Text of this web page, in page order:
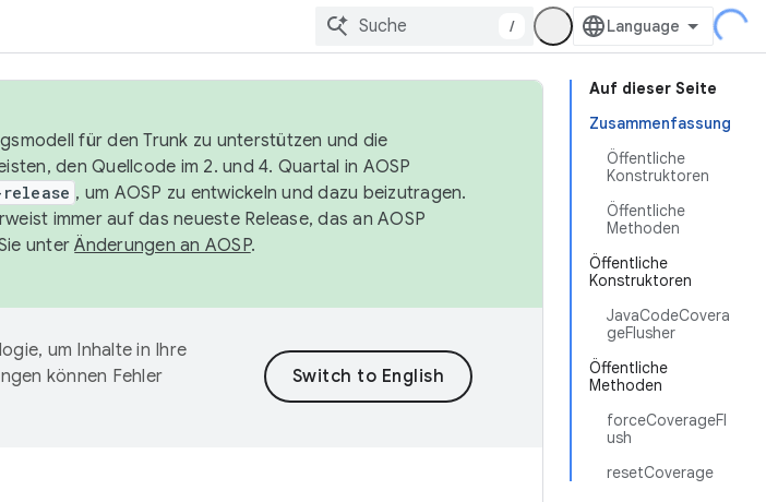
/
Auf dieser Seite
Zusammenfassung
Öffentliche
Konstruktoren
Öffentliche
Methoden
Öffentliche
Konstruktoren
JavaCodeCovera
geFlusher
Öffentliche
Methoden
forceCoverageFl
ush
resetCoverage
für den Trunk zu unterstützen und die
den Quellcode im 2. und 4. Quartal in AOSP
, um AOSP zu entwickeln und dazu beizutragen.
immer auf das neueste Release, das an AOSP
unterÄnderungen an AOSP.
um Inhalte in Ihre
können Fehler